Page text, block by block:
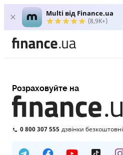
Multi від Finance.ua
(8,9K+)
Розраховуйте на
0 800 307 555 дзвінки безкоштовні